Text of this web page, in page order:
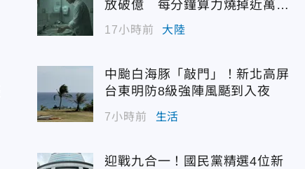
放破億 每分鐘算力燒掉近萬台
17小時前 大陸
中颱白海豚「敲門」！新北高屏
台東明防8級強陣風颳到入夜
7小時前 生活
迎戰九合一！國民黨精選4位新